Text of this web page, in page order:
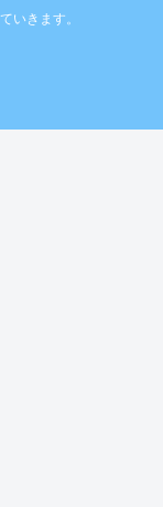
いきます。